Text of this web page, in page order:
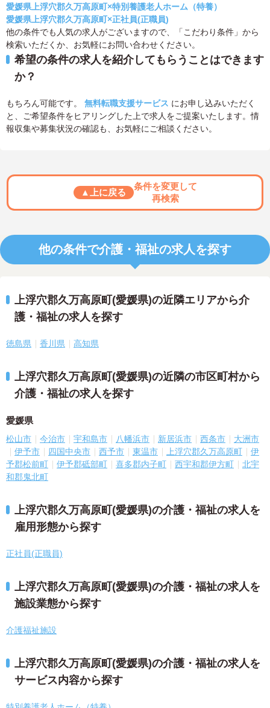
愛媛県上浮穴郡久万高原町×特別養護老人ホーム（特養）
愛媛県上浮穴郡久万高原町×正社員(正職員)
他の条件でも人気の求人がございますので、「こだわり条件」から
検索いただくか、お気軽にお問い合わせください。
希望の条件の求人を紹介してもらうことはできます
か？
もちろん可能です。 無料転職支援サービス にお申し込みいただく
と、ご希望条件をヒアリングした上で求人をご提案いたします。情
報収集や募集状況の確認も、お気軽にご相談ください。
▲上に戻る
条件を変更して
再検索
他の条件で介護・福祉の求人を探す
上浮穴郡久万高原町(愛媛県)の近隣エリアから介
護・福祉の求人を探す
徳島県 香川県 高知県
上浮穴郡久万高原町(愛媛県)の近隣の市区町村から
介護・福祉の求人を探す
愛媛県
松山市 今治市 宇和島市 八幡浜市 新居浜市 西条市
大洲市
伊予市
四国中央市 西予市 東温市 上浮穴郡久万高原町
伊
予郡松前町
伊予郡砥部町 喜多郡内子町 西宇和郡伊方町
北宇
和郡鬼北町
上浮穴郡久万高原町(愛媛県)の介護・福祉の求人を
雇用形態から探す
正社員(正職員)
上浮穴郡久万高原町(愛媛県)の介護・福祉の求人を
施設業態から探す
介護福祉施設
上浮穴郡久万高原町(愛媛県)の介護・福祉の求人を
サービス内容から探す